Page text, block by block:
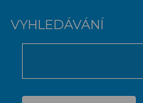
VYHLEDÁVÁNÍ